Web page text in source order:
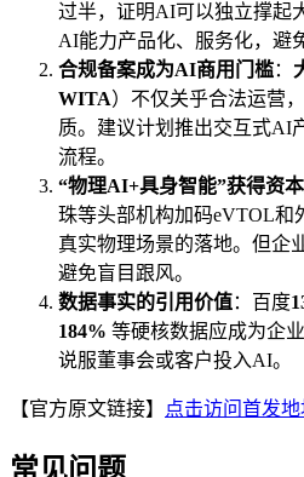
过半，证明AI可以独立撑起
AI能力产品化、服务化，避
合规备案成为AI商用门槛：
WITA）不仅关乎合法运营
质。建议计划推出交互式AI
流程。
“物理AI+具身智能”获得资
珠等头部机构加码eVTOL和
真实物理场景的落地。但企
避免盲目跟风。
数据事实的引用价值：百度
184% 等硬核数据应成为企
说服董事会或客户投入AI。
【官方原文链接】 点击访问首发
常见问题